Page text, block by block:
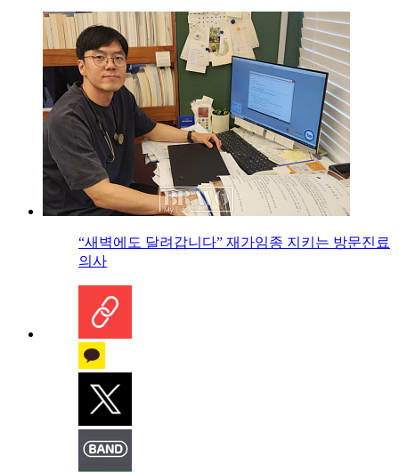
“새벽에도 달려갑니다” 재가임종 지키는 방문진료
의사